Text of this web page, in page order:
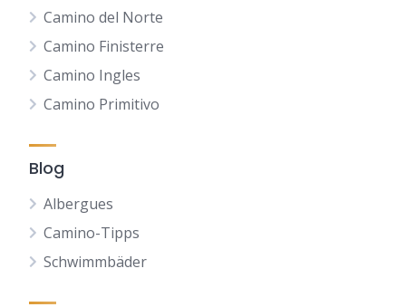
Camino del Norte
Camino Finisterre
Camino Ingles
Camino Primitivo
Blog
Albergues
Camino-Tipps
Schwimmbäder